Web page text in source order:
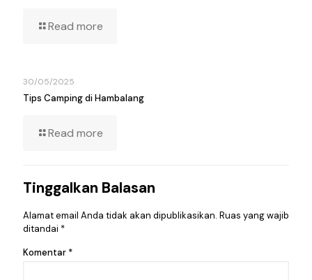
Read more
30/05/2025
Tips Camping di Hambalang
Read more
Tinggalkan Balasan
Alamat email Anda tidak akan dipublikasikan. Ruas yang wajib
ditandai *
Komentar *